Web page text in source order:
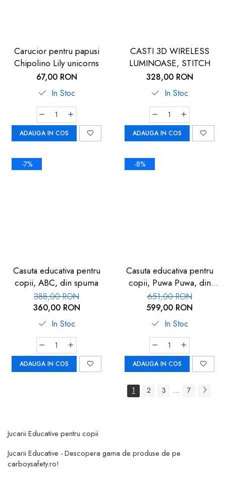
Carucior pentru papusi
Chipolino Lily unicorns
67,00 RON
In Stoc
ADAUGA IN COS
CASTI 3D WIRELESS
LUMINOASE, STITCH
328,00 RON
In Stoc
ADAUGA IN COS
-7%
Casuta educativa pentru
copii, ABC, din spuma
388,00 RON
360,00 RON
In Stoc
ADAUGA IN COS
-8%
Casuta educativa pentru
copii, Puwa Puwa, din
spuma
651,00 RON
599,00 RON
In Stoc
ADAUGA IN COS
1 2 3 ... 7
Jucarii Educative pentru copii
Jucarii Educative - Descopera gama de produse de pe
carboysafety.ro!